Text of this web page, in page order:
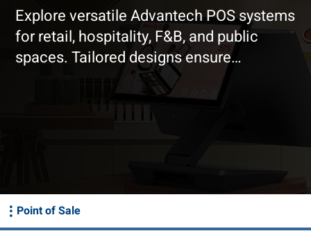
Explore versatile Advantech POS systems
for retail, hospitality, F&B, and public
spaces. Tailored designs ensure
seamless operations in diverse
Point of Sale